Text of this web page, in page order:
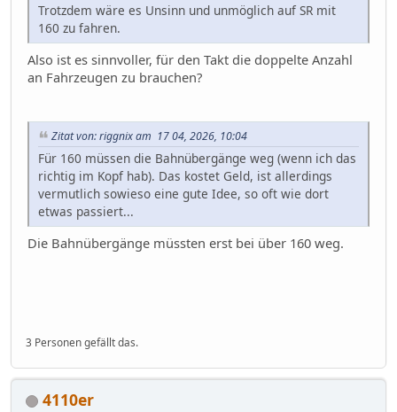
Trotzdem wäre es Unsinn und unmöglich auf SR mit
160 zu fahren.
Also ist es sinnvoller, für den Takt die doppelte Anzahl
an Fahrzeugen zu brauchen?
Zitat von: riggnix am 17 04, 2026, 10:04
Für 160 müssen die Bahnübergänge weg (wenn ich das
richtig im Kopf hab). Das kostet Geld, ist allerdings
vermutlich sowieso eine gute Idee, so oft wie dort
etwas passiert...
Die Bahnübergänge müssten erst bei über 160 weg.
3 Personen gefällt das.
4110er